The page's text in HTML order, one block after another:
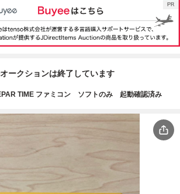
ークションは終了しています
TIME ファミコン ソフトのみ 起動確認済み